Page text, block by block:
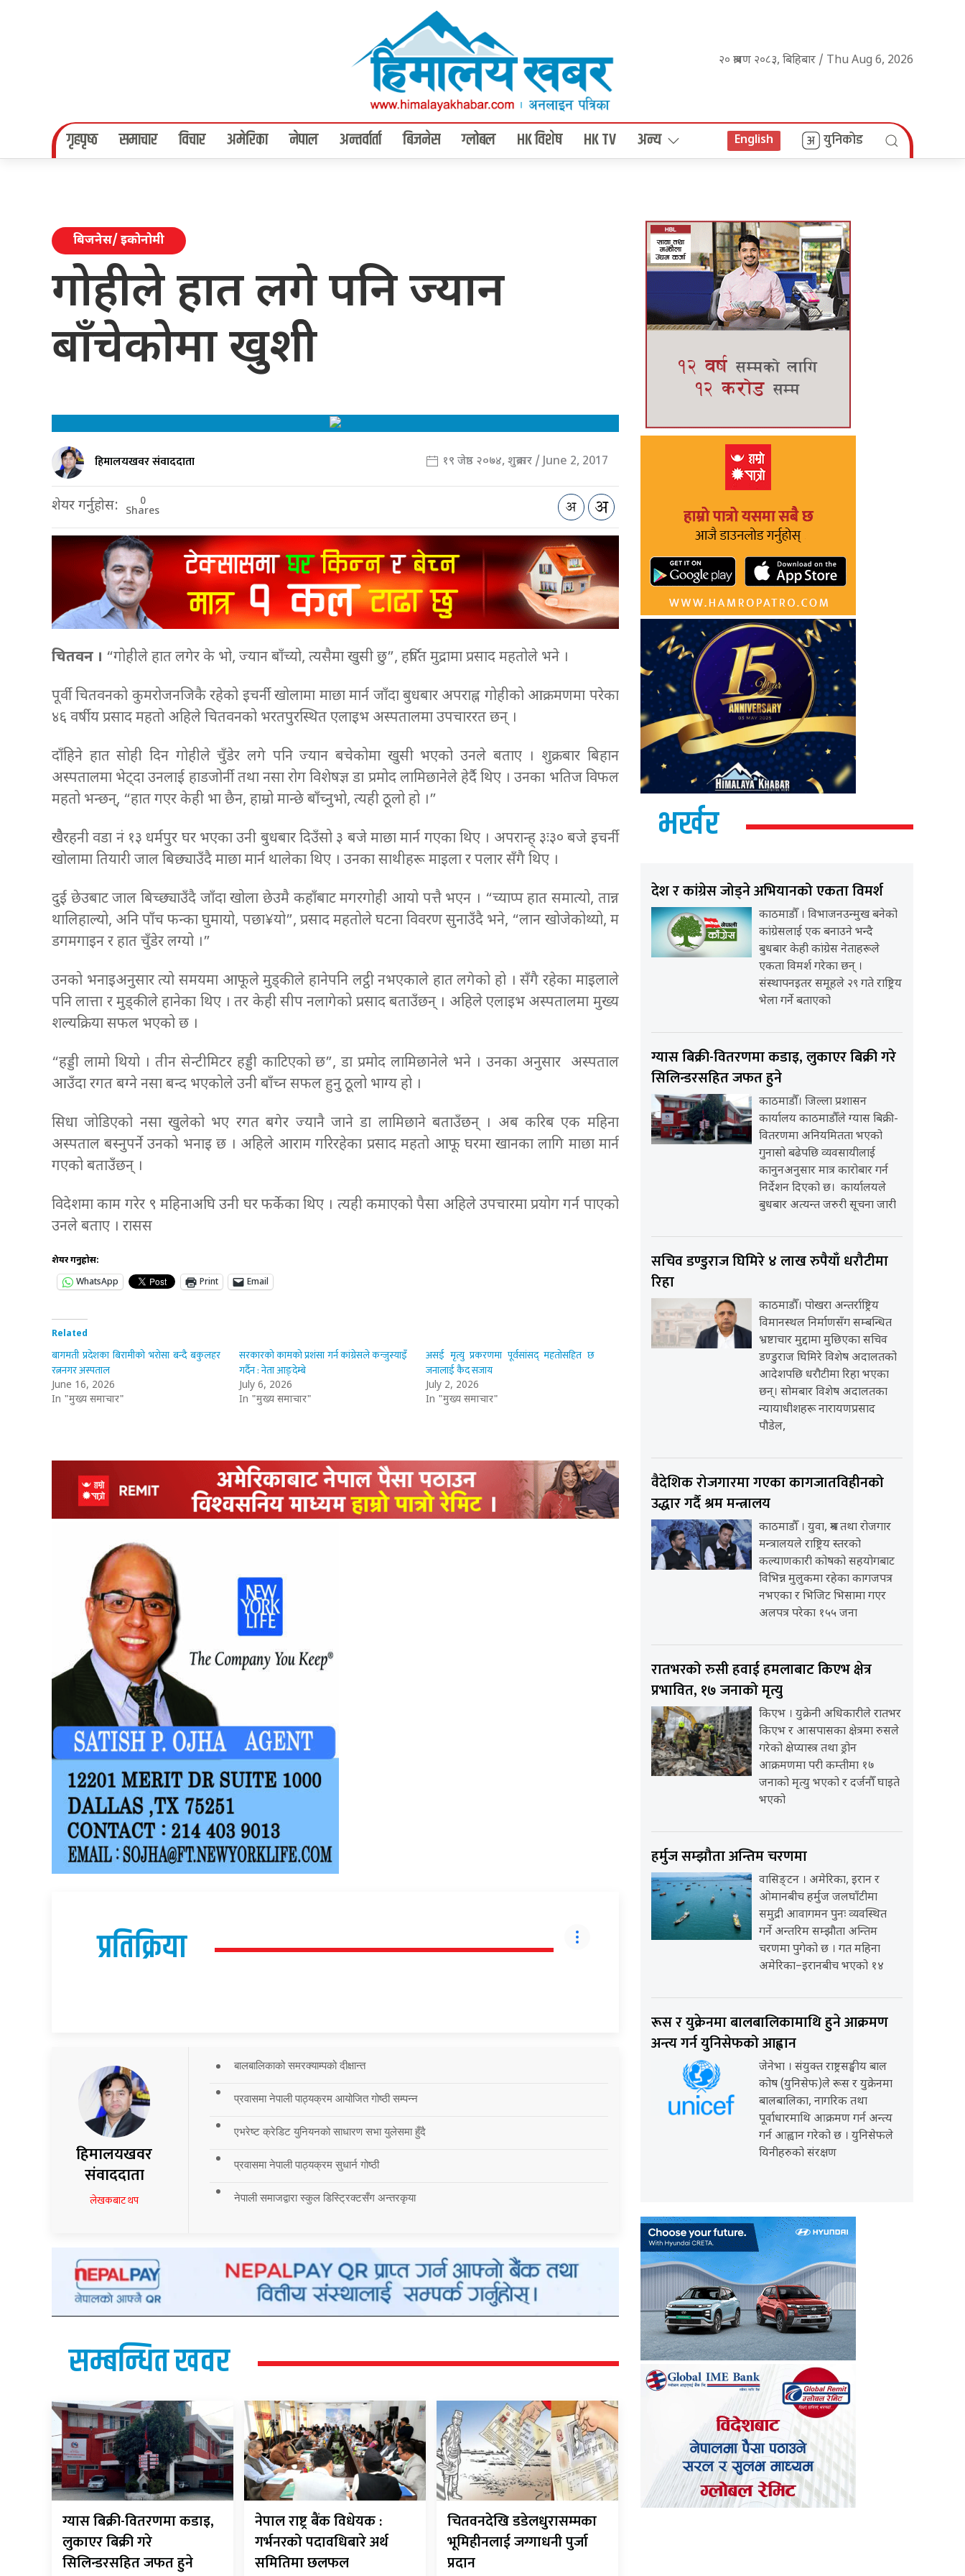
२० श्रावण २०८३, बिहिबार / Thu Aug 6, 2026
गृहपृष्‍ठ समाचार विचार अमेरिका नेपाल अन्तर्वार्ता बिजनेस ग्लोबल HK विशेष HK TV अन्य English युनिकोड
बिजनेस/ इकोनोमी
गोहीले हात लगे पनि ज्यान
बाँचेकोमा खुशीे
हिमालयखवर संवाददाता १९ जेष्ठ २०७४, शुक्रबार / June 2, 2017
शेयर गर्नुहोस: 0
Shares
चितवन । “गोहीले हात लगेर के भो, ज्यान बाँच्यो, त्यसैमा खुसी छु”, हर्षित मुद्रामा प्रसाद महतोले भने ।
पूर्वी चितवनको कुमरोजनजिकै रहेको इचर्नी खोलामा माछा मार्न जाँदा बुधबार अपराह्न गोहीको आक्रमणमा परेका
४६ वर्षीय प्रसाद महतो अहिले चितवनको भरतपुरस्थित एलाइभ अस्पतालमा उपचाररत छन् ।
दाँहिने हात सोही दिन गोहीले चुँडेर लगे पनि ज्यान बचेकोमा खुसी भएको उनले बताए । शुक्रबार बिहान
अस्पतालमा भेट्दा उनलाई हाडजोर्नी तथा नसा रोग विशेषज्ञ डा प्रमोद लामिछानेले हेर्दै थिए । उनका भतिज विफल
महतो भन्छन्, “हात गएर केही भा छैन, हाम्रो मान्छे बाँच्नुभो, त्यही ठूलो हो ।”
खैैरहनी वडा नं १३ धर्मपुर घर भएका उनी बुधबार दिउँसो ३ बजे माछा मार्न गएका थिए । अपरान्ह् ३ः३० बजे इचर्नी
खोलामा तियारी जाल बिछ्याउँदै माछा मार्न थालेका थिए । उनका साथीहरू माइला र पलार सँगै थिए ।
दुई छेउबाट जाल बिच्छ्याउँदै जाँदा खोला छेउमै कहाँबाट मगरगोही आयो पत्तै भएन । “च्याप्प हात समात्यो, तान्न
थालिहाल्यो, अनि पाँच फन्का घुमायो, पछा¥यो”, प्रसाद महतोले घटना विवरण सुनाउँदै भने, “लान खोजेकोथ्यो, म
डगमगाइन र हात चुँडेर लग्यो ।”
उनको भनाइअनुसार त्यो समयमा आफूले मुड्कीले हानेपनि लट्ठी नभएकाले हात लगेको हो । सँगै रहेका माइलाले
पनि लात्ता र मुड्कीले हानेका थिए । तर केही सीप नलागेको प्रसाद बताउँछन् । अहिले एलाइभ अस्पतालमा मुख्य
शल्यक्रिया सफल भएको छ ।
“हड्डी लामो थियो । तीन सेन्टीमिटर हड्डी काटिएको छ”, डा प्रमोद लामिछानेले भने । उनका अनुसार अस्पताल
आउँदा रगत बग्ने नसा बन्द भएकोले उनी बाँच्न सफल हुनु ठूलो भाग्य हो ।
सिधा जोडिएको नसा खुलेको भए रगत बगेर ज्यानै जाने डा लामिछाने बताउँछन् । अब करिब एक महिना
अस्पताल बस्नुपर्ने उनको भनाइ छ । अहिले आराम गरिरहेका प्रसाद महतो आफू घरमा खानका लागि माछा मार्न
गएको बताउँछन् ।
विदेशमा काम गरेर ९ महिनाअघि उनी घर फर्केका थिए । त्यही कमाएको पैसा अहिले उपचारमा प्रयोग गर्न पाएको
उनले बताए । रासस
शेयर गर्नुहोस:
WhatsApp
Print Email
Related
बागमती प्रदेशका बिरामीको भरोसा बन्दै बकुलहर
रत्ननगर अस्पताल
June 16, 2026
In "मुख्य समाचार"
सरकारको कामको प्रशंसा गर्न कांग्रेसले कन्जुस्याइँ
गर्दैन : नेता आङ्देम्बे
July 6, 2026
In "मुख्य समाचार"
असई मृत्यु प्रकरणमा पूर्वसांसद् महतोसहित छ
जनालाई कैद सजाय
July 2, 2026
In "मुख्य समाचार"
प्रतिक्रिया
हिमालयखवर
संवाददाता
लेखकबाट थप
बालबालिकाको समरक्याम्पको दीक्षान्त
प्रवासमा नेपाली पाठ्यक्रम आयोजित गोष्ठी सम्पन्न
एभरेष्ट क्रेडिट युनियनको साधारण सभा युलेसमा हुँदै
प्रवासमा नेपाली पाठ्यक्रम सुधार्न गोष्ठी
नेपाली समाजद्वारा स्कुल डिस्ट्रिक्टसँग अन्तरकृया
सम्बन्धित खवर
ग्यास बिक्री-वितरणमा कडाइ,
लुकाएर बिक्री गरे
सिलिन्डरसहित जफत हुने
नेपाल राष्ट्र बैंक विधेयक :
गर्भनरको पदावधिबारे अर्थ
समितिमा छलफल
चितवनदेखि डडेलधुरासम्मका
भूमिहीनलाई जग्गाधनी पुर्जा
प्रदान
भर्खर
देश र कांग्रेस जोड्ने अभियानको एकता विमर्श
काठमाडौँ । विभाजनउन्मुख बनेको
कांग्रेसलाई एक बनाउने भन्दै
बुधबार केही कांग्रेस नेताहरूले
एकता विमर्श गरेका छन् ।
संस्थापनइतर समूहले २९ गते राष्ट्रिय
भेला गर्ने बताएको
ग्यास बिक्री-वितरणमा कडाइ, लुकाएर बिक्री गरे
सिलिन्डरसहित जफत हुने
काठमाडौँ। जिल्ला प्रशासन
कार्यालय काठमाडौँले ग्यास बिक्री-
वितरणमा अनियमितता भएको
गुनासो बढेपछि व्यवसायीलाई
कानुनअनुसार मात्र कारोबार गर्न
निर्देशन दिएको छ। कार्यालयले
बुधबार अत्यन्त जरुरी सूचना जारी
सचिव डण्डुराज घिमिरे ४ लाख रुपैयाँ धरौटीमा
रिहा
काठमाडौँ। पोखरा अन्तर्राष्ट्रिय
विमानस्थल निर्माणसँग सम्बन्धित
भ्रष्टाचार मुद्दामा मुछिएका सचिव
डण्डुराज घिमिरे विशेष अदालतको
आदेशपछि धरौटीमा रिहा भएका
छन्। सोमबार विशेष अदालतका
न्यायाधीशहरू नारायणप्रसाद
पौडेल,
वैदेशिक रोजगारमा गएका कागजातविहीनको
उद्धार गर्दै श्रम मन्त्रालय
काठमाडौँ । युवा, श्रम तथा रोजगार
मन्त्रालयले राष्ट्रिय स्तरको
कल्याणकारी कोषको सहयोगबाट
विभिन्न मुलुकमा रहेका कागजपत्र
नभएका र भिजिट भिसामा गएर
अलपत्र परेका १५५ जना
रातभरको रुसी हवाई हमलाबाट किएभ क्षेत्र
प्रभावित, १७ जनाको मृत्यु
किएभ । युक्रेनी अधिकारीले रातभर
किएभ र आसपासका क्षेत्रमा रुसले
गरेको क्षेप्यास्त्र तथा ड्रोन
आक्रमणमा परी कम्तीमा १७
जनाको मृत्यु भएको र दर्जनौँ घाइते
भएको
हर्मुज सम्झौता अन्तिम चरणमा
वासिङ्टन । अमेरिका, इरान र
ओमानबीच हर्मुज जलघाँटीमा
समुद्री आवागमन पुनः व्यवस्थित
गर्ने अन्तरिम सम्झौता अन्तिम
चरणमा पुगेको छ । गत महिना
अमेरिका–इरानबीच भएको १४
रूस र युक्रेनमा बालबालिकामाथि हुने आक्रमण
अन्त्य गर्न युनिसेफको आह्वान
जेनेभा । संयुक्त राष्ट्रसङ्घीय बाल
कोष (युनिसेफ)ले रूस र युक्रेनमा
बालबालिका, नागरिक तथा
पूर्वाधारमाथि आक्रमण गर्न अन्त्य
गर्न आह्वान गरेको छ । युनिसेफले
यिनीहरुको संरक्षण